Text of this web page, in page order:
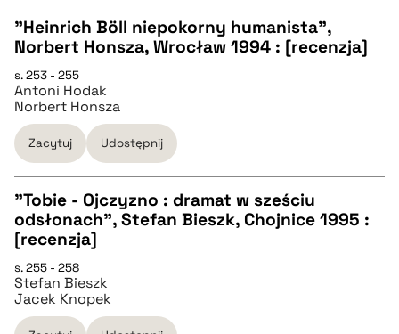
BIBTEX
pobierz cytat
BIBTEX
pobierz cytat
"Heinrich Böll niepokorny humanista",
Norbert Honsza, Wrocław 1994 : [recenzja]
s. 253 - 255
Antoni Hodak
Norbert Honsza
Zacytuj Udostępnij
CZYSTY TEKST
pobierz cytat
"Tobie - Ojczyzno : dramat w sześciu
odsłonach", Stefan Bieszk, Chojnice 1995 :
[recenzja]
s. 255 - 258
Stefan Bieszk
Jacek Knopek